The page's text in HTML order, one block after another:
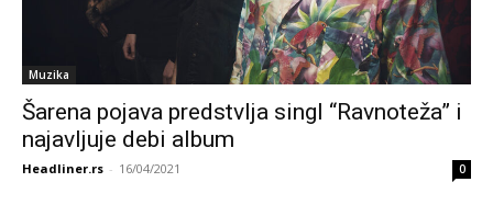
Muzika
Šarena pojava predstvlja singl “Ravnoteža” i
najavljuje debi album
Headliner.rs - 16/04/2021 0